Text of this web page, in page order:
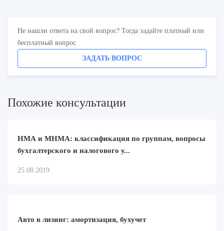
Не нашли ответа на свой вопрос? Тогда задайте платный или
бесплатный вопрос
ЗАДАТЬ ВОПРОС
Похожие консультации
НМА и МНМА: классификация по группам, вопросы
бухгалтерского и налогового у...
25.08.2019
Авто в лизинг: амортизация, бухучет